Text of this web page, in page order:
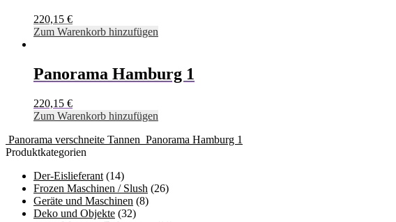
220,15 €
Zum Warenkorb hinzufügen
Panorama Hamburg 1
220,15 €
Zum Warenkorb hinzufügen
Panorama verschneite Tannen Panorama Hamburg 1
Produktkategorien
Der-Eislieferant (14)
Frozen Maschinen / Slush (26)
Geräte und Maschinen (8)
Deko und Objekte (32)